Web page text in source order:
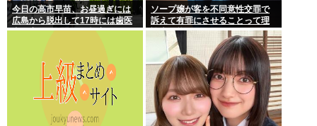
今日の高市早苗、お昼過ぎには
広島から脱出して17時には歯医
者に寄ってそのまま帰宅
ソープ嬢が客を不同意性交罪で
訴えて有罪にさせることって理
論上可能？